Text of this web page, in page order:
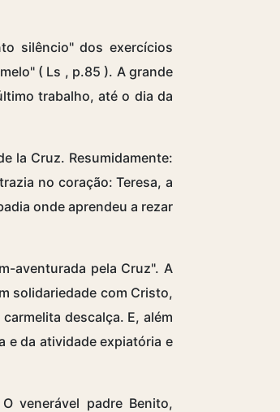
silêncio" dos exercícios
( Ls , p.85 ). A grande
trabalho, até o dia da
la Cruz. Resumidamente:
no coração: Teresa, a
onde aprendeu a rezar
aventurada pela Cruz". A
solidariedade com Cristo,
descalça. E, além
e da atividade expiatória e
venerável padre Benito,